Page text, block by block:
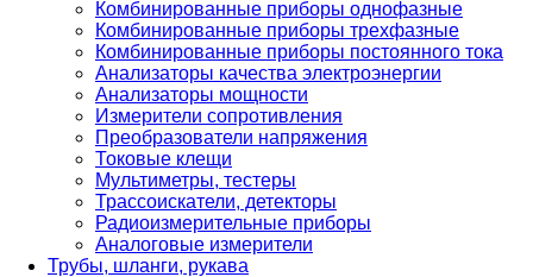
Комбинированные приборы однофазные
Комбинированные приборы трехфазные
Комбинированные приборы постоянного тока
Анализаторы качества электроэнергии
Анализаторы мощности
Измерители сопротивления
Преобразователи напряжения
Токовые клещи
Мультиметры, тестеры
Трассоискатели, детекторы
Радиоизмерительные приборы
Аналоговые измерители
Трубы, шланги, рукава